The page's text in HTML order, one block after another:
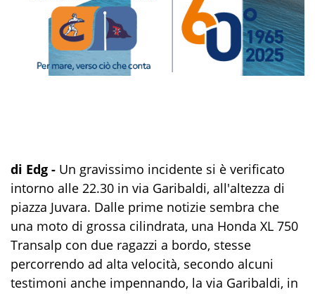
di Edg - Un gravissimo incidente si è verificato
intorno alle 22.30 in via Garibaldi, all'altezza di
piazza Juvara. Dalle prime notizie sembra che
una moto di grossa cilindrata, una Honda XL 750
Transalp con due ragazzi a bordo, stesse
percorrendo ad alta velocità, secondo alcuni
testimoni anche impennando, la via Garibaldi, in